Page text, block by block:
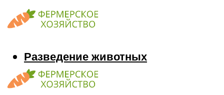
Разведение животных
Козы
Кони